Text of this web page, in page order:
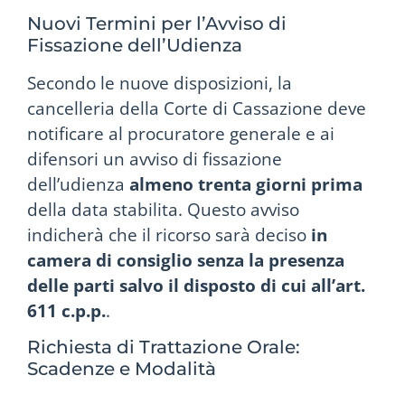
Nuovi Termini per l’Avviso di
Fissazione dell’Udienza
Secondo le nuove disposizioni, la
cancelleria della Corte di Cassazione deve
notificare al procuratore generale e ai
difensori un avviso di fissazione
dell’udienza almeno trenta giorni prima
della data stabilita. Questo avviso
indicherà che il ricorso sarà deciso in
camera di consiglio senza la presenza
delle parti salvo il disposto di cui all’art.
611 c.p.p..
Richiesta di Trattazione Orale:
Scadenze e Modalità